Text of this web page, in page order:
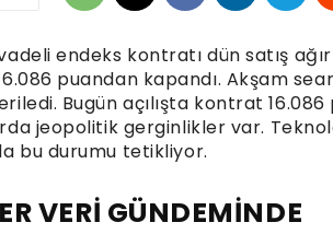
endeks kontratı dün satış
puandan kapandı. Akşam
Bugün açılışta kontrat
jeopolitik gerginlikler var.
bu durumu tetikliyor.
VERİ GÜNDEMİNDE